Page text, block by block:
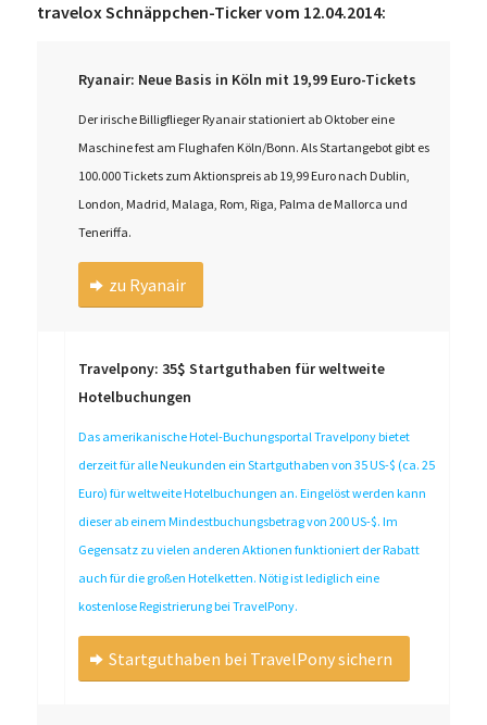
travelox Schnäppchen-Ticker vom 12.04.2014:
Ryanair: Neue Basis in Köln mit 19,99 Euro-Tickets
Der irische Billigflieger Ryanair stationiert ab Oktober eine
Maschine fest am Flughafen Köln/Bonn. Als Startangebot gibt es
100.000 Tickets zum Aktionspreis ab 19,99 Euro nach Dublin,
London, Madrid, Malaga, Rom, Riga, Palma de Mallorca und
Teneriffa.
zu Ryanair
Travelpony: 35$ Startguthaben für weltweite
Hotelbuchungen
Das amerikanische Hotel-Buchungsportal Travelpony bietet
derzeit für alle Neukunden ein Startguthaben von 35 US-$ (ca. 25
Euro) für weltweite Hotelbuchungen an. Eingelöst werden kann
dieser ab einem Mindestbuchungsbetrag von 200 US-$. Im
Gegensatz zu vielen anderen Aktionen funktioniert der Rabatt
auch für die großen Hotelketten. Nötig ist lediglich eine
kostenlose Registrierung bei TravelPony.
Startguthaben bei TravelPony sichern